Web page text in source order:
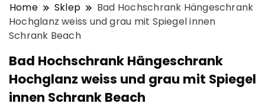
Home Sklep
Bad Hochschrank Hängeschrank
Hochglanz weiss und grau mit Spiegel innen
Schrank Beach
Bad Hochschrank Hängeschrank
Hochglanz weiss und grau mit Spiegel
innen Schrank Beach